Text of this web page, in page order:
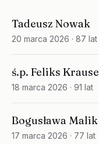
Tadeusz Nowak
20 marca 2026 · 87 lat
ś.p. Feliks Krause
18 marca 2026 · 91 lat
Bogusława Malik
17 marca 2026 · 77 lat